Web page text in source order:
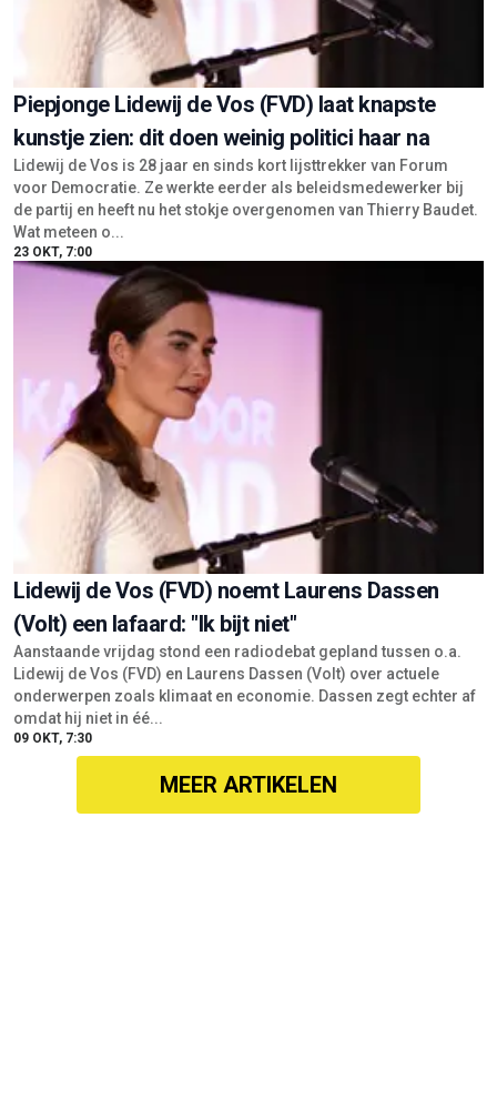
Piepjonge Lidewij de Vos (FVD) laat knapste
kunstje zien: dit doen weinig politici haar na
Lidewij de Vos is 28 jaar en sinds kort lijsttrekker van Forum
voor Democratie. Ze werkte eerder als beleidsmedewerker bij
de partij en heeft nu het stokje overgenomen van Thierry Baudet.
Wat meteen o...
23 OKT, 7:00
Lidewij de Vos (FVD) noemt Laurens Dassen
(Volt) een lafaard: "Ik bijt niet"
Aanstaande vrijdag stond een radiodebat gepland tussen o.a.
Lidewij de Vos (FVD) en Laurens Dassen (Volt) over actuele
onderwerpen zoals klimaat en economie. Dassen zegt echter af
omdat hij niet in éé...
09 OKT, 7:30
MEER ARTIKELEN